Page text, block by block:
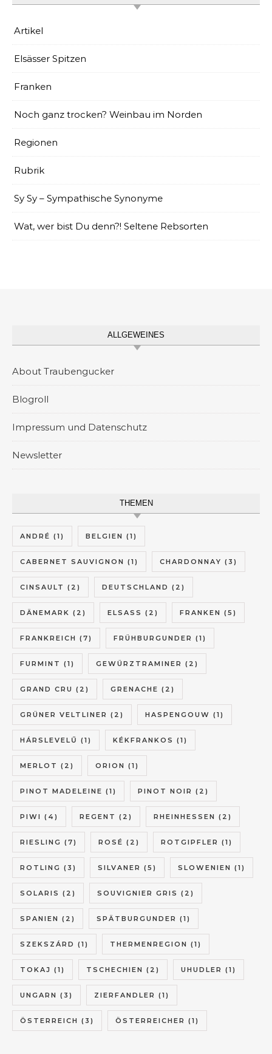
Artikel
Elsässer Spitzen
Franken
Noch ganz trocken? Weinbau im Norden
Regionen
Rubrik
Sy Sy – Sympathische Synonyme
Wat, wer bist Du denn?! Seltene Rebsorten
ALLGEWEINES
About Traubengucker
Blogroll
Impressum und Datenschutz
Newsletter
THEMEN
ANDRÉ (1) BELGIEN (1)
CABERNET SAUVIGNON (1) CHARDONNAY (3)
CINSAULT (2) DEUTSCHLAND (2)
DÄNEMARK (2) ELSASS (2) FRANKEN (5)
FRANKREICH (7) FRÜHBURGUNDER (1)
FURMINT (1) GEWÜRZTRAMINER (2)
GRAND CRU (2) GRENACHE (2)
GRÜNER VELTLINER (2) HASPENGOUW (1)
HÁRSLEVELŰ (1) KÉKFRANKOS (1)
MERLOT (2) ORION (1)
PINOT MADELEINE (1) PINOT NOIR (2)
PIWI (4) REGENT (2) RHEINHESSEN (2)
RIESLING (7) ROSÉ (2) ROTGIPFLER (1)
ROTLING (3) SILVANER (5) SLOWENIEN (1)
SOLARIS (2) SOUVIGNIER GRIS (2)
SPANIEN (2) SPÄTBURGUNDER (1)
SZEKSZÁRD (1) THERMENREGION (1)
TOKAJ (1) TSCHECHIEN (2) UHUDLER (1)
UNGARN (3) ZIERFANDLER (1)
ÖSTERREICH (3) ÖSTERREICHER (1)